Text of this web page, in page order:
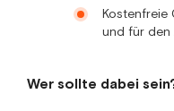
Kostenfreie
und für den
Wer sollte dabei